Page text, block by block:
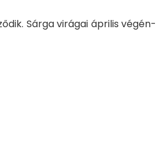
Sárga virágai április végén-